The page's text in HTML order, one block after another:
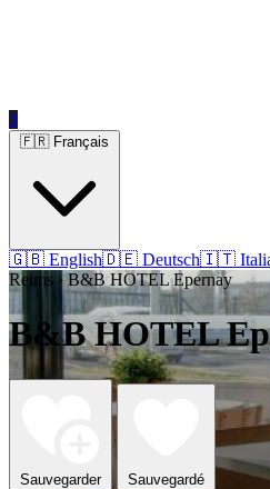
0
🇬🇧 English🇩🇪 Deutsch🇮🇹
Reims › B&B HOTEL Epernay
B&B HOTEL
Sauvegarder Sauvegardé